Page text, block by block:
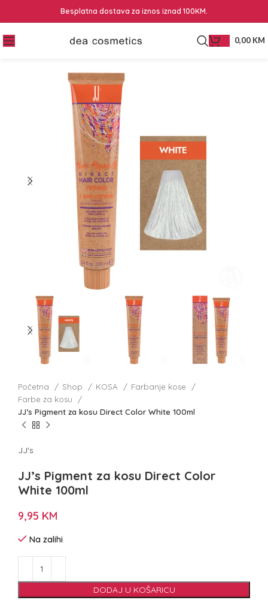
Besplatna dostava za iznos iznad 100KM.
0,00 KM
Početna Shop KOSA
Farbanje kose
Farbe za kosu
JJ’s Pigment za kosu Direct Color White 100ml
JJ's
JJ’s Pigment za kosu Direct Color
White 100ml
9,95 KM
Na zalihi
DODAJ U KOŠARICU